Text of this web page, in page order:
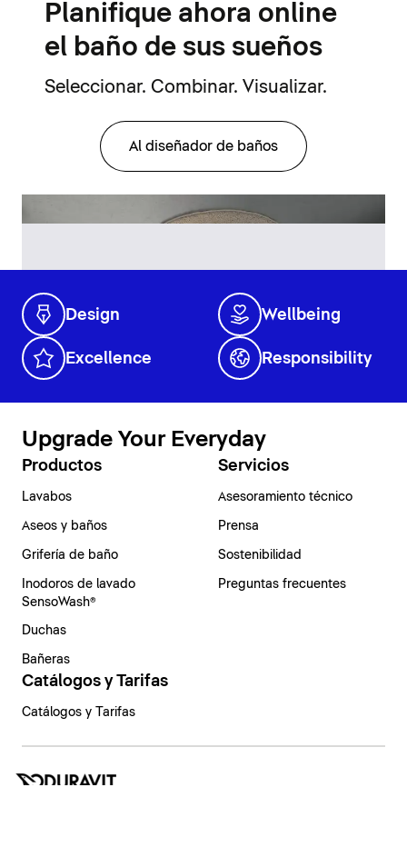
Planifique ahora online
el baño de sus sueños
Seleccionar. Combinar. Visualizar.
Al diseñador de baños
Design Wellbeing
Excellence Responsibility
Upgrade Your Everyday
Productos
Lavabos
Aseos y baños
Grifería de baño
Inodoros de lavado
SensoWash®
Duchas
Bañeras
Servicios
Asesoramiento técnico
Prensa
Sostenibilidad
Preguntas frecuentes
Catálogos y Tarifas
Catálogos y Tarifas